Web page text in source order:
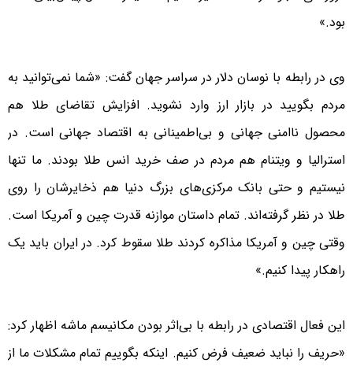
بود.»
وی در رابطه با نوسان دلار در سراسر جهان گفت: «شما نمی‌توانید به
مردم بگویید در بازار ارز وارد نشوید. افزایش تقاضای طلا هم
محصول ناامنی جهانی و بی‌اطمینانی به اقتصاد جهانی است. در
استرالیا و ویتنام هم مردم در صف خرید انس طلا بودند. ما تنها
نیستیم و حتی بانک مرکزی‌های بزرگ دنیا هم ذخایرشان را روی
طلا در نظر گرفته‌اند. تمام داستان موازنه قدرت چین و آمریکا است.
وقتی چین و آمریکا مذاکره کردند طلا سقوط کرد. در ایران باید یک
راهکار پیدا کنیم.»
این فعال اقتصادی در رابطه با بی‌اثر بودن مکانیسم ماشه اظهار کرد:
«حریف را نباید ضعیف فرض کنیم. اینکه بگوییم تمام مشکلات ما از